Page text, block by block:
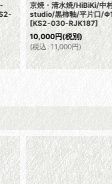
京焼・清水焼/HiBiKi/中
studio/黒柿釉/平片口/
[KS2-030-RJK187]
10,000円(税別)
(税込: 11,000円)